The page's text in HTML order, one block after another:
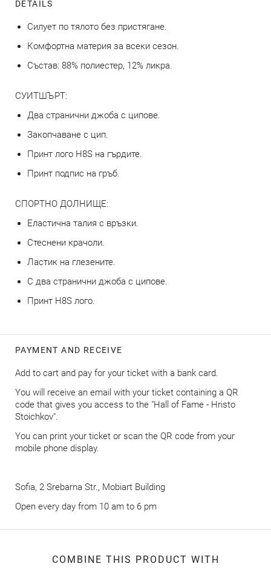
DETAILS
Силует по тялото без пристягане.
Комфортна материя за всеки сезон.
Състав: 88% полиестер, 12% ликра.
СУИТШЪРТ:
Два странични джоба с ципове.
Закопчаване с цип.
Принт лого H8S на гърдите.
Принт подпис на гръб.
СПОРТНО ДОЛНИЩЕ:
Еластична талия с връзки.
Стеснени крачоли.
Ластик на глезените.
С два странични джоба с ципове.
Принт H8S лого.
PAYMENT AND RECEIVE
Add to cart and pay for your ticket with a bank card.
You will receive an email with your ticket containing a QR
code that gives you access to the "Hall of Fame - Hristo
Stoichkov".
You can print your ticket or scan the QR code from your
mobile phone display.
Sofia, 2 Srebarna Str., Mobiart Building
Оpen every day from 10 am to 6 pm
COMBINE THIS PRODUCT WITH